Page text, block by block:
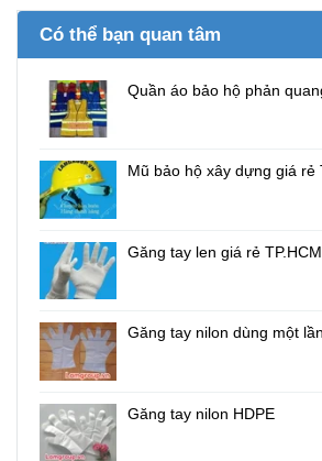
Có thể bạn quan tâm
Quần áo bảo hộ phản
Mũ bảo hộ xây dựng giá rẻ
Găng tay len giá rẻ TP.HCM
Găng tay nilon dùng một
Găng tay nilon HDPE